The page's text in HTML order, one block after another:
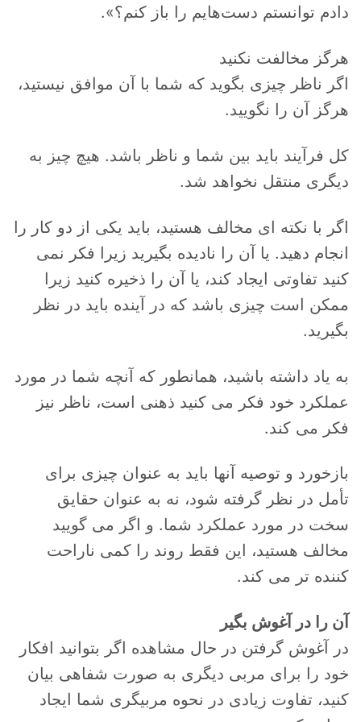
دادم توانستم دست‌هایم را باز کنم؟».
هرگز مخالفت نکنید
اگر ناظر چیزی بگوید که شما با آن موافق نیستید،
هرگز آن را نگویید.
کل فرآیند باید بین شما و ناظر باشد. هیچ چیز به
دیگری منتقل نخواهد شد.
اگر با نکته ای مخالف هستید، باید یکی از دو کار را
انجام دهید. یا آن را نادیده بگیرید زیرا فکر نمی
کنید تفاوتی ایجاد کند، یا آن را ذخیره کنید زیرا
ممکن است چیزی باشد که در آینده باید در نظر
بگیرید.
به یاد داشته باشید، همانطور که آنچه شما در مورد
عملکرد خود فکر می کنید ذهنی است، ناظر نیز
فکر می کند.
بازخورد و توصیه آنها باید به عنوان چیزی برای
تأمل در نظر گرفته شود، نه به عنوان حقایق
سخت در مورد عملکرد شما. و اگر می گویید
مخالف هستید، این فقط روند را کمی ناراحت
کننده تر می کند.
آن را در آغوش بگیر
در آغوش گرفتن در حال مشاهده اگر بتوانید افکار
خود را برای مربی دیگری به صورت شفاهی بیان
کنید، تفاوت زیادی در نحوه مربیگری شما ایجاد